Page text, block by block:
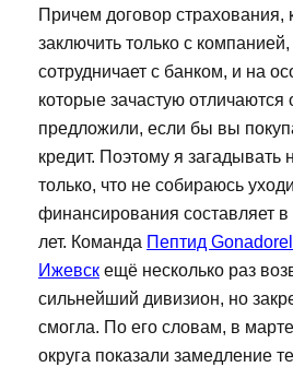
Причем договор страхования,
заключить только с компанией,
сотрудничает с банком, и на
которые зачастую отличаются
предложили, если бы вы
кредит. Поэтому я загадывать
только, что не собираюсь
финансирования составляет
лет. Команда Пептид
Ижевск ещё несколько раз
сильнейший дивизион, но
смогла. По его словам, в
округа показали замедление